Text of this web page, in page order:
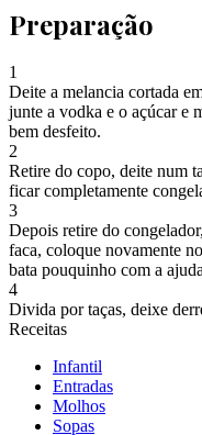
Preparação
1
Deite a melancia cortada
junte a vodka e o açúcar e
bem desfeito.
2
Retire do copo, deite num
ficar completamente
3
Depois retire do
faca, coloque novamente
bata pouquinho com a
4
Divida por taças, deixe
Receitas
Infantil
Entradas
Molhos
Sopas